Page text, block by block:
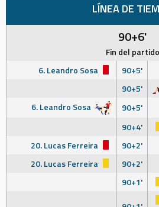
LÍNEA DE
90+6'
Fin del partido
6. Leandro Sosa
90+5'
90+5'
6. Leandro Sosa
90+5'
90+4'
20. Lucas Ferreira
90+2'
20. Lucas Ferreira
90+2'
90+1'